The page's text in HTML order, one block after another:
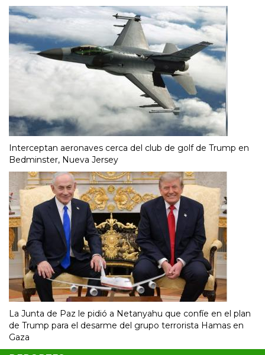
Interceptan aeronaves cerca del club de golf de Trump en
Bedminster, Nueva Jersey
La Junta de Paz le pidió a Netanyahu que confíe en el plan
de Trump para el desarme del grupo terrorista Hamas en
Gaza